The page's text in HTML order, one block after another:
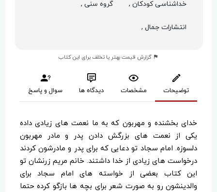
خداشناسی کودکان , گروه سنی ,
انتشارات جمال ,
گزارش قیمت بهتر یا تخلف برای این کتاب
توضیحات مشخصات دیدگاه ها سوال و پاسخ
خدای بخشنده و مهربون که به ما نعمت های زیادی داده
یکی از نعمت های بزرگش دادن پدر و مادر مهربون
دلسوزه. امام سجاد تو دعایی که برای پدر و مادرشون کردند
درخواست های زیادی از خدا داشتند. خانم مریم زرنشان تو
این کتاب بعضی از خواسته های امام سجاد برای
والدینشون رو به صورت شعر برای بچه ها بازگو کرده حتما